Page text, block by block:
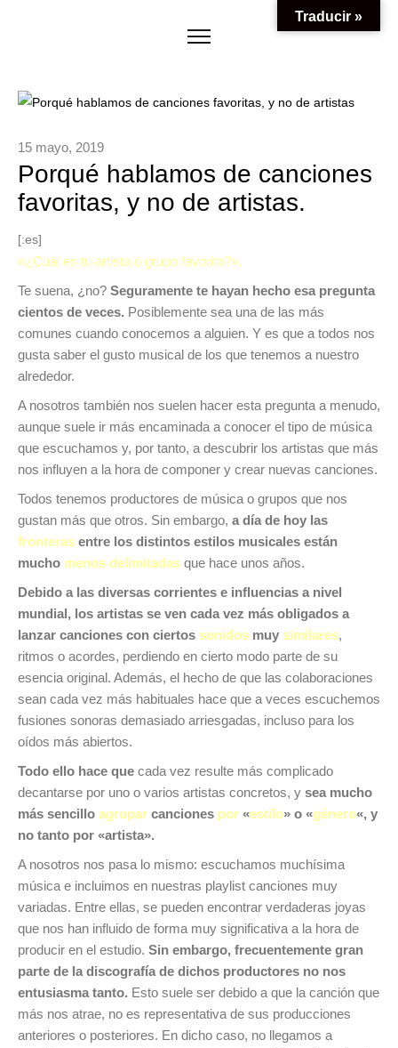
15 mayo, 2019
Porqué hablamos de canciones
favoritas, y no de artistas.
[:es]
«¿Cuál es tu artista o grupo favorito?».
Te suena, ¿no? Seguramente te hayan hecho esa pregunta
cientos de veces. Posiblemente sea una de las más
comunes cuando conocemos a alguien. Y es que a todos nos
gusta saber el gusto musical de los que tenemos a nuestro
alrededor.
A nosotros también nos suelen hacer esta pregunta a menudo,
aunque suele ir más encaminada a conocer el tipo de música
que escuchamos y, por tanto, a descubrir los artistas que más
nos influyen a la hora de componer y crear nuevas canciones.
Todos tenemos productores de música o grupos que nos
gustan más que otros. Sin embargo, a día de hoy las
fronteras entre los distintos estilos musicales están
mucho menos delimitadas que hace unos años.
Debido a las diversas corrientes e influencias a nivel
mundial, los artistas se ven cada vez más obligados a
lanzar canciones con ciertos sonidos muy similares,
ritmos o acordes, perdiendo en cierto modo parte de su
esencia original. Además, el hecho de que las colaboraciones
sean cada vez más habituales hace que a veces escuchemos
fusiones sonoras demasiado arriesgadas, incluso para los
oídos más abiertos.
Todo ello hace que cada vez resulte más complicado
decantarse por uno o varios artistas concretos, y sea mucho
más sencillo agrupar canciones por «estilo» o «género«, y
no tanto por «artista».
A nosotros nos pasa lo mismo: escuchamos muchísima
música e incluimos en nuestras playlist canciones muy
variadas. Entre ellas, se pueden encontrar verdaderas joyas
que nos han influido de forma muy significativa a la hora de
producir en el estudio. Sin embargo, frecuentemente gran
parte de la discografía de dichos productores no nos
entusiasma tanto. Esto suele ser debido a que la canción que
más nos atrae, no es representativa de sus producciones
anteriores o posteriores. En dicho caso, no llegamos a
Traducir »